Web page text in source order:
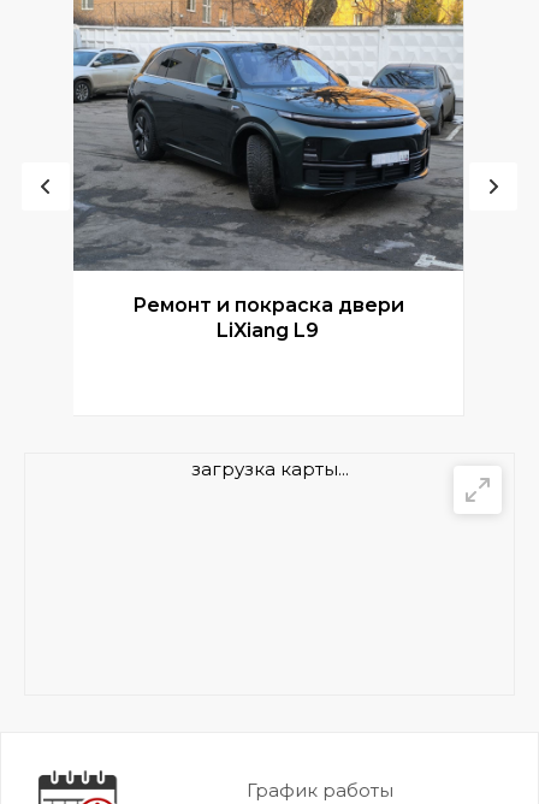
Ремонт и покраска двери
LiXiang L9
загрузка карты...
График работы